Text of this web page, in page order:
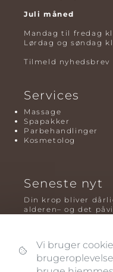
Juli måned
Mandag til fredag
Lørdag og søndag
Tilmeld nyhedsbrev
Services
Massage
Spapakker
Parbehandlinger
Kosmetolog
Seneste nyt
Din krop bliver
alderen– og det
Plyometrisk
af det mest
Vi bruger